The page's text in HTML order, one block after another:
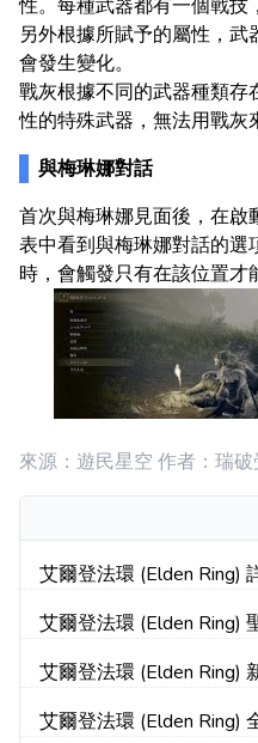
性。每種武器都有一個戰技
另外根據所賦予的屬性，
會發生變化。
戰灰根據不同的武器種類
性的特殊武器，無法用戰灰
與梅琳娜對話
首次與梅琳娜見面後，在
表中看到與梅琳娜對話的
時，會觸發只有在該位置才
來源：遊民星空 作者：瑞
艾爾登法環 (Elden Ring)
艾爾登法環 (Elden Ring)
艾爾登法環 (Elden Ring)
艾爾登法環 (Elden Ring)